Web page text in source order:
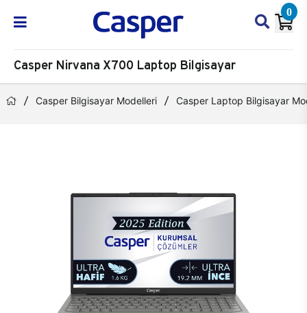
0
Casper Nirvana X700 Laptop Bilgisayar
Casper Bilgisayar Modelleri Casper Laptop Bilgisayar